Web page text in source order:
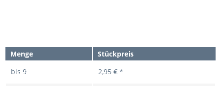
Menge
Stückpreis
bis 9 2,95 € *